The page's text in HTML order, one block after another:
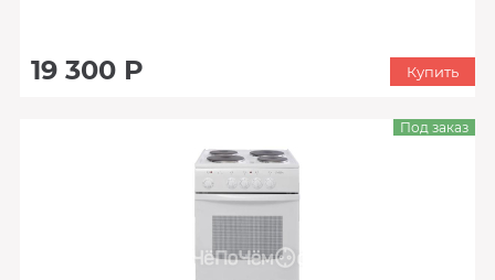
19 300 Р Купить
Под заказ